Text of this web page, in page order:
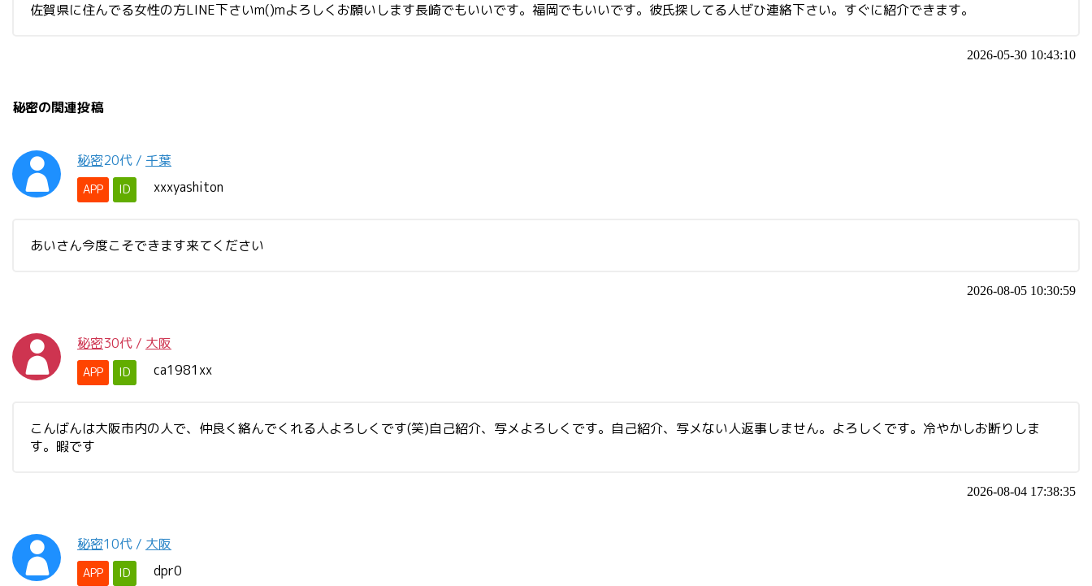
佐賀県に住んでる女性の方LINE下さいm()mよろしくお願いします長崎でもいいです。福岡でもいいです。彼氏探してる人ぜひ連絡下さい。すぐに紹介できます。
2026-05-30 10:43:10
秘密の関連投稿
秘密20代 / 千葉
APP ID xxxyashiton
あいさん今度こそできます来てください
2026-08-05 10:30:59
秘密30代 / 大阪
APP ID ca1981xx
こんばんは大阪市内の人で、仲良く絡んでくれる人よろしくです(笑)自己紹介、写メよろしくです。自己紹介、写メない人返事しません。よろしくです。冷やかしお断りしま
す。暇です
2026-08-04 17:38:35
秘密10代 / 大阪
APP ID dpr0